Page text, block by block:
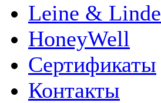
Leine & Linde
HoneyWell
Сертификаты
Контакты